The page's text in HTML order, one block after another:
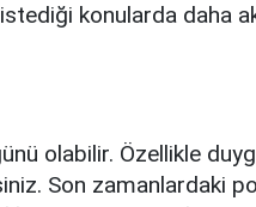
konularda daha
olabilir. Özellikle
Son zamanlardaki